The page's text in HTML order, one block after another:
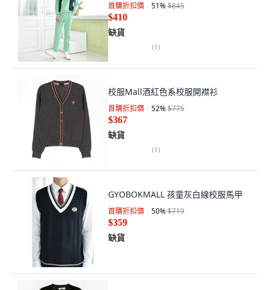
首購折扣價 51%$845
$410
缺貨
(1)
校服Mall酒紅色系校服開襟衫
首購折扣價 52%$775
$367
缺貨
(1)
GYOBOKMALL 孩童灰白線校服馬甲
首購折扣價 50%$719
$359
缺貨